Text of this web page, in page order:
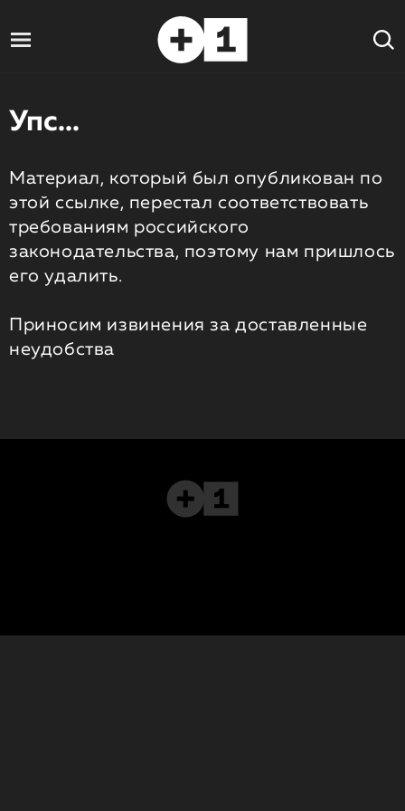
Упс...
Материал, который был опубликован по
этой ссылке, перестал соответствовать
требованиям российского
законодательства, поэтому нам пришлось
его удалить.
Приносим извинения за доставленные
неудобства